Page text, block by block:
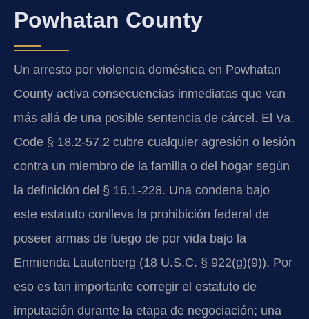
Powhatan County
Un arresto por violencia doméstica en Powhatan
County activa consecuencias inmediatas que van
más allá de una posible sentencia de cárcel. El Va.
Code § 18.2-57.2 cubre cualquier agresión o lesión
contra un miembro de la familia o del hogar según
la definición del § 16.1-228. Una condena bajo
este estatuto conlleva la prohibición federal de
poseer armas de fuego de por vida bajo la
Enmienda Lautenberg (18 U.S.C. § 922(g)(9)). Por
eso es tan importante corregir el estatuto de
imputación durante la etapa de negociación; una